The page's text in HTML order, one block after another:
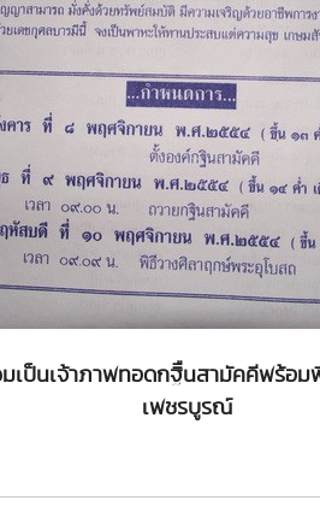
ป็นเจ้าภาพทอดกฐิืนสามัคคีพร้อม
เพชรบูรณ์